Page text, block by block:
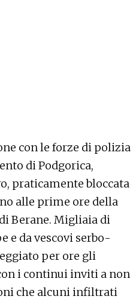
con le forze di polizia
di Podgorica,
praticamente bloccata
alle prime ore della
Berane. Migliaia di
e da vescovi serbo-
per ore gli
i continui inviti a non
che alcuni infiltrati